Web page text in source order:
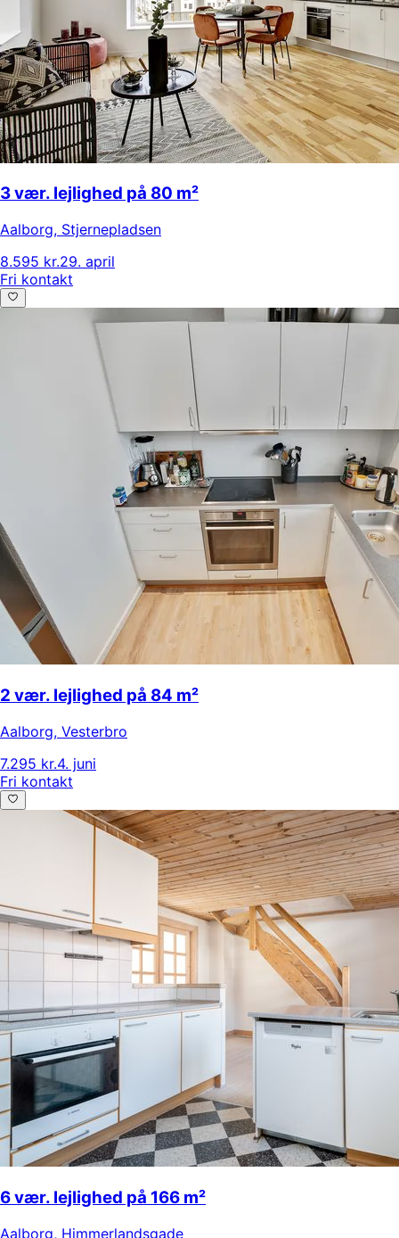
3 vær. lejlighed på 80 m²
Aalborg, Stjernepladsen
8.595 kr.29. april
Fri kontakt
2 vær. lejlighed på 84 m²
Aalborg, Vesterbro
7.295 kr.4. juni
Fri kontakt
6 vær. lejlighed på 166 m²
Aalborg, Himmerlandsgade